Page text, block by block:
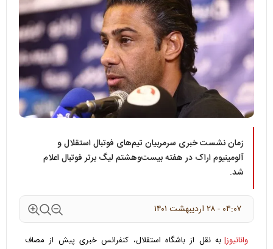
زمان نشست خبری سرمربیان تیم‌های فوتبال استقلال و
آلومینیوم اراک در هفته بیست‌وهشتم لیگ برتر فوتبال اعلام
شد.
۰۴:۰۷ - ۲۸ ارديبهشت ۱۴۰۱
وانانیوز| به نقل از باشگاه استقلال، کنفرانس خبری پیش از مصاف